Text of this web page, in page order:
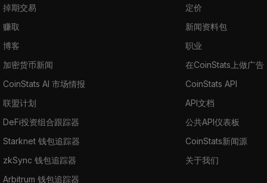
掉期交易
赚取
博客
加密货币新闻
CoinStats AI 市场情报
联盟计划
DeFi投资组合跟踪器
Starknet 钱包追踪器
zkSync 钱包追踪器
Arbitrum 钱包追踪器
定价
新闻资料包
职业
在CoinStats上做广告
CoinStats API
API文档
公共API仪表板
CoinStats新闻源
关于我们